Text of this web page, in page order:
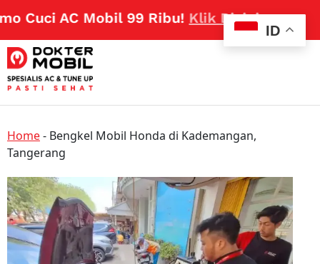
AC Mobil 99 Ribu!Klik Disini
Home- Bengkel Mobil Honda di Kademangan,
Tangerang
ID